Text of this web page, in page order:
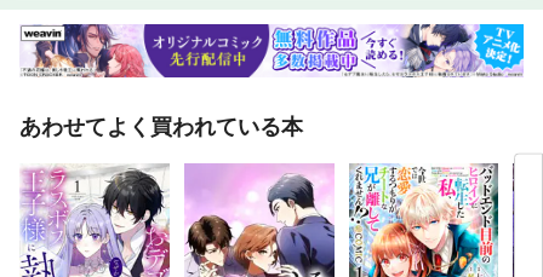
あわせてよく買われている本